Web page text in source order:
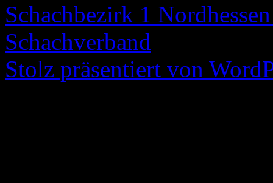
Schachbezirk 1
Schachverband
Stolz präsentiert von